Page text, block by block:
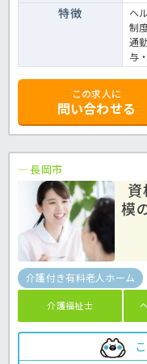
特徴
ヘ
制
通
与
この求人に
問い合わせる
長岡市
模
介護付き有料老人ホーム
介護福祉士